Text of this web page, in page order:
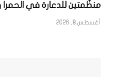
منظّمتين للدعارة في
أغسطس 8, 2026